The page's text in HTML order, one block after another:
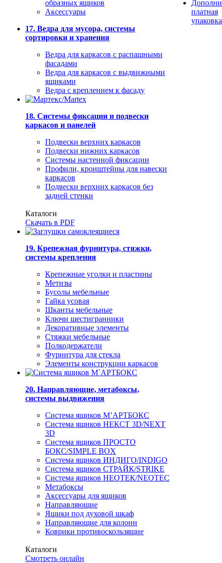
образных ящиков
Аксессуары
17. Ведра для мусора, системы
сортировки и хранения
Ведра для каркасов с распашными
фасадами
Ведра для каркасов с выдвижными
ящиками
Ведра с креплением к фасаду
18. Системы фиксации и подвески
каркасов и панелей
Подвески верхних каркасов
Подвески нижних каркасов
Системы настенной фиксации
Профили, кронштейны для навески
каркасов
Подвески верхних каркасов без
задней стенки
Каталоги
Скачать в PDF
19. Крепежная фурнитура, стяжки,
системы крепления
Крепежные уголки и пластины
Метизы
Бусолы мебельные
Гайка усовая
Шканты мебельные
Ключи шестигранники
Декоративные элементы
Стяжки мебельные
Полкодержатели
Фурнитура для стекла
Элементы конструкции каркасов
20. Направляющие, метабоксы,
системы выдвижения
Система ящиков М’АРТБОКС
Система ящиков НЕКСТ 3D/NEXT
3D
Система ящиков ПРОСТО
БОКС/SIMPLE BOX
Система ящиков ИНДИГО/INDIGO
Система ящиков СТРАЙК/STRIKE
Система ящиков НЕОТЕК/NEOTEC
Метабоксы
Аксессуары для ящиков
Направляющие
Ящики под духовой шкаф
Направляющие для колонн
Коврики противоскользящие
Каталоги
Смотреть онлайн
платная
упаковка